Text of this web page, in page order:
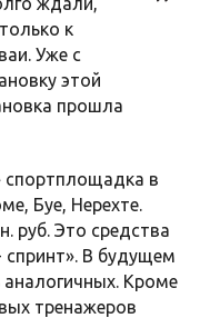
к
Уже с
этой
прошла
спортплощадка в
Буе, Нерехте.
руб. Это средства
спринт». В будущем
Кроме
тренажеров